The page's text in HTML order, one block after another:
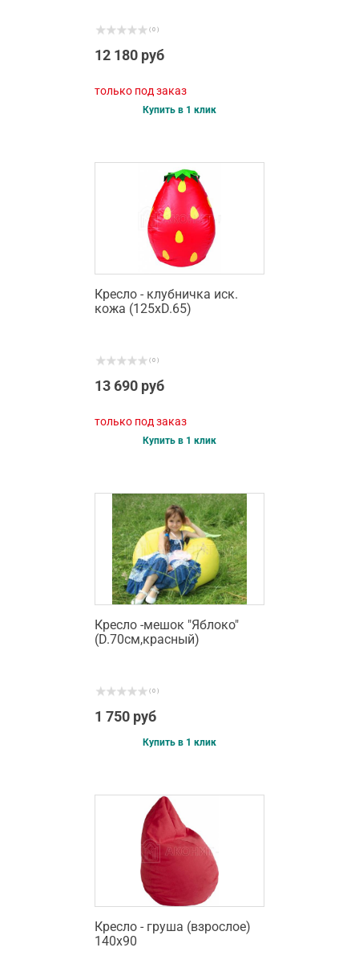
( 0 )
12 180 руб
только под заказ
Купить в 1 клик
Кресло - клубничка иск.
кожа (125хD.65)
( 0 )
13 690 руб
только под заказ
Купить в 1 клик
Кресло -мешок "Яблоко"
(D.70см,красный)
( 0 )
1 750 руб
Купить в 1 клик
Кресло - груша (взрослое)
140х90